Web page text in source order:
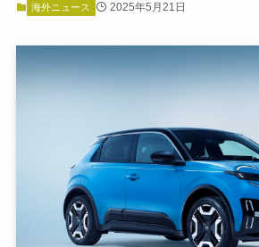
海外ニュース 2025年5月21日